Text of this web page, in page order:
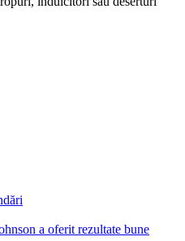
a oferit rezultate bune